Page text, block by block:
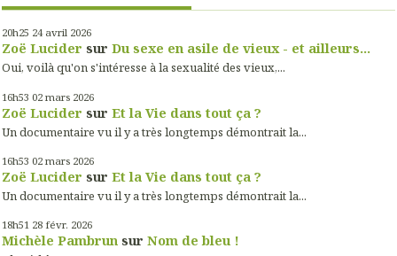
20h25 24 avril 2026
Zoë Lucider sur Du sexe en asile de vieux - et ailleurs...
Oui, voilà qu'on s'intéresse à la sexualité des vieux,...
16h53 02 mars 2026
Zoë Lucider sur Et la Vie dans tout ça ?
Un documentaire vu il y a très longtemps démontrait la...
16h53 02 mars 2026
Zoë Lucider sur Et la Vie dans tout ça ?
Un documentaire vu il y a très longtemps démontrait la...
18h51 28 févr. 2026
Michèle Pambrun sur Nom de bleu !